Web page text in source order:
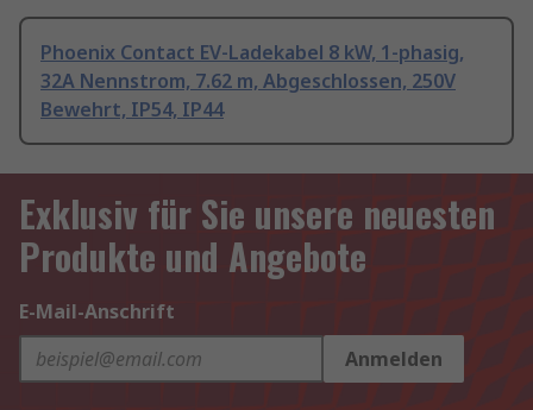
Phoenix Contact EV-Ladekabel 8 kW, 1-phasig,
32A Nennstrom, 7.62 m, Abgeschlossen, 250V
Bewehrt, IP54, IP44
Exklusiv für Sie unsere neuesten
Produkte und Angebote
E-Mail-Anschrift
Anmelden